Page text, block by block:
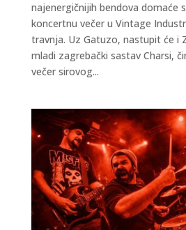
najenergičnijih bendova domaće
koncertnu večer u Vintage
travnja. Uz Gatuzo, nastupit će i
mladi zagrebački sastav Charsi,
večer sirovog...